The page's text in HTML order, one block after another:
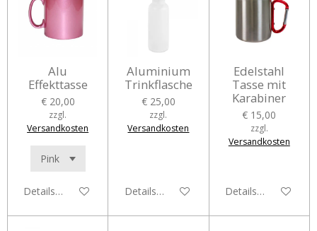
Alu
Effekttasse
€ 20,00
zzgl.
Versandkosten
Details anzeigen
Aluminium
Trinkflasche
€ 25,00
zzgl.
Versandkosten
Details anzeigen
Edelstahl
Tasse mit
Karabiner
€ 15,00
zzgl.
Versandkosten
Details anzeigen